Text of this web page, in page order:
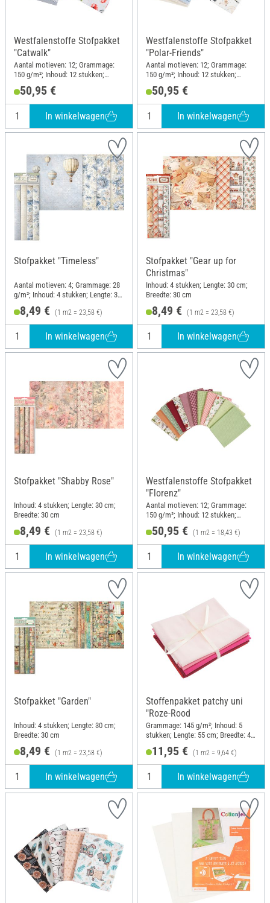
Westfalenstoffe Stofpakket
"Catwalk"
Aantal motieven: 12; Grammage:
150 g/m²; Inhoud: 12 stukken;
Lengte: 48 cm; Breedte: 48 cm
50,95 €
In winkelwagen
Westfalenstoffe Stofpakket
"Polar-Friends"
Aantal motieven: 12; Grammage:
150 g/m²; Inhoud: 12 stukken;
Lengte: 48 cm; Breedte: 48 cm
50,95 €
In winkelwagen
Stofpakket "Timeless"
Aantal motieven: 4; Grammage: 28
g/m²; Inhoud: 4 stukken; Lengte: 30
8,49 € (1 m2 = 23,58 €)
In winkelwagen
Stofpakket "Gear up for
Christmas"
Inhoud: 4 stukken; Lengte: 30 cm;
Breedte: 30 cm
8,49 € (1 m2 = 23,58 €)
In winkelwagen
Stofpakket "Shabby Rose"
Inhoud: 4 stukken; Lengte: 30 cm;
Breedte: 30 cm
8,49 € (1 m2 = 23,58 €)
In winkelwagen
Westfalenstoffe Stofpakket
"Florenz"
Aantal motieven: 12; Grammage:
150 g/m²; Inhoud: 12 stukken;
50,95 € (1 m2 = 18,43 €)
In winkelwagen
Stofpakket "Garden"
Inhoud: 4 stukken; Lengte: 30 cm;
Breedte: 30 cm
8,49 € (1 m2 = 23,58 €)
In winkelwagen
Stoffenpakket patchy uni
"Roze-Rood
Grammage: 145 g/m²; Inhoud: 5
stukken; Lengte: 55 cm; Breedte: 45
11,95 € (1 m2 = 9,64 €)
In winkelwagen